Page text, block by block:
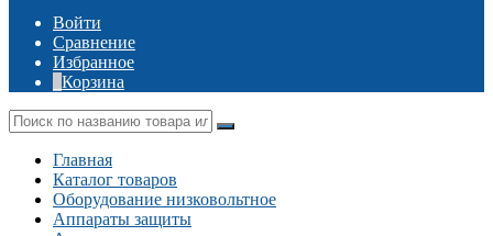
Войти
Сравнение
Избранное
Корзина
Главная
Каталог товаров
Оборудование низковольтное
Аппараты защиты